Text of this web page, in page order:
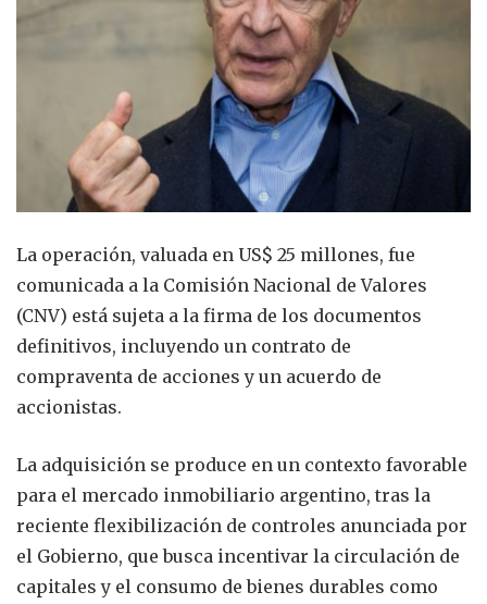
La operación, valuada en US$ 25 millones, fue
comunicada a la Comisión Nacional de Valores
(CNV) está sujeta a la firma de los documentos
definitivos, incluyendo un contrato de
compraventa de acciones y un acuerdo de
accionistas.
La adquisición se produce en un contexto favorable
para el mercado inmobiliario argentino, tras la
reciente flexibilización de controles anunciada por
el Gobierno, que busca incentivar la circulación de
capitales y el consumo de bienes durables como